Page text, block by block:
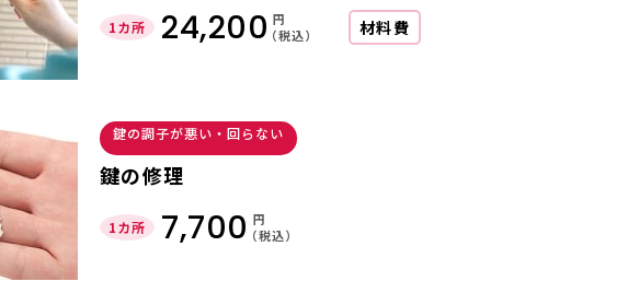
1カ所 24,200 円
（税込）
材料費
鍵の調子が悪い・回らない
鍵の修理
1カ所 7,700 円
（税込）